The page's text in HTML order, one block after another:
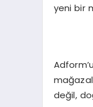
yeni bir
değil,